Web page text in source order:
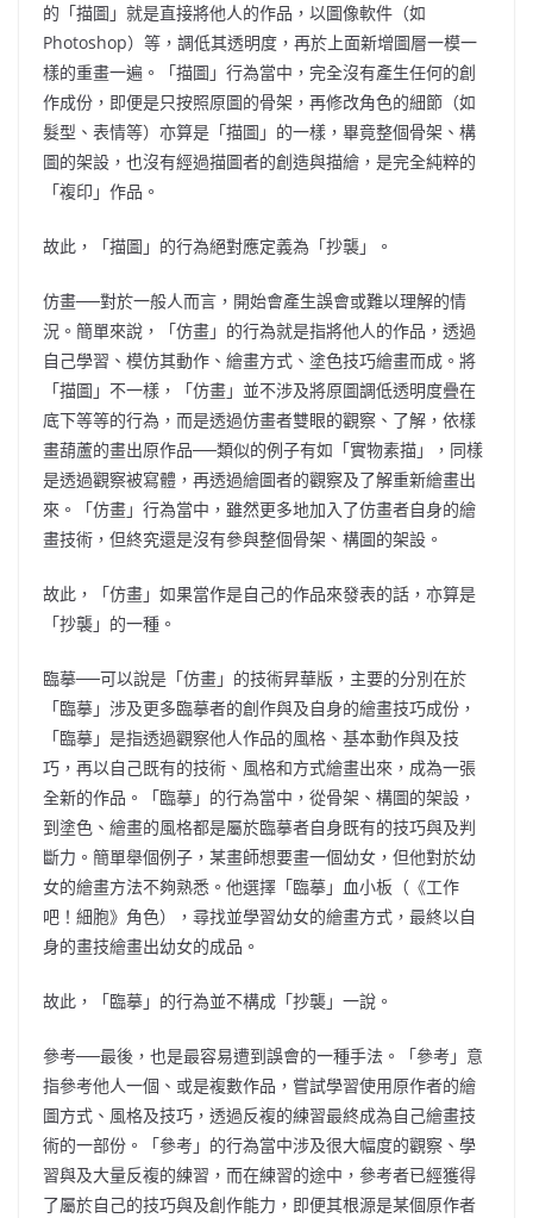
的「描圖」就是直接將他人的作品，以圖像軟件（如
Photoshop）等，調低其透明度，再於上面新增圖層一模一
樣的重畫一遍。「描圖」行為當中，完全沒有產生任何的創
作成份，即便是只按照原圖的骨架，再修改角色的細節（如
髮型、表情等）亦算是「描圖」的一樣，畢竟整個骨架、構
圖的架設，也沒有經過描圖者的創造與描繪，是完全純粹的
「複印」作品。
故此，「描圖」的行為絕對應定義為「抄襲」。
仿畫──對於一般人而言，開始會產生誤會或難以理解的情
況。簡單來說，「仿畫」的行為就是指將他人的作品，透過
自己學習、模仿其動作、繪畫方式、塗色技巧繪畫而成。將
「描圖」不一樣，「仿畫」並不涉及將原圖調低透明度疊在
底下等等的行為，而是透過仿畫者雙眼的觀察、了解，依樣
畫葫蘆的畫出原作品──類似的例子有如「實物素描」，同樣
是透過觀察被寫體，再透過繪圖者的觀察及了解重新繪畫出
來。「仿畫」行為當中，雖然更多地加入了仿畫者自身的繪
畫技術，但終究還是沒有參與整個骨架、構圖的架設。
故此，「仿畫」如果當作是自己的作品來發表的話，亦算是
「抄襲」的一種。
臨摹──可以說是「仿畫」的技術昇華版，主要的分別在於
「臨摹」涉及更多臨摹者的創作與及自身的繪畫技巧成份，
「臨摹」是指透過觀察他人作品的風格、基本動作與及技
巧，再以自己既有的技術、風格和方式繪畫出來，成為一張
全新的作品。「臨摹」的行為當中，從骨架、構圖的架設，
到塗色、繪畫的風格都是屬於臨摹者自身既有的技巧與及判
斷力。簡單舉個例子，某畫師想要畫一個幼女，但他對於幼
女的繪畫方法不夠熟悉。他選擇「臨摹」血小板（《工作
吧！細胞》角色），尋找並學習幼女的繪畫方式，最終以自
身的畫技繪畫出幼女的成品。
故此，「臨摹」的行為並不構成「抄襲」一說。
參考──最後，也是最容易遭到誤會的一種手法。「參考」意
指參考他人一個、或是複數作品，嘗試學習使用原作者的繪
圖方式、風格及技巧，透過反複的練習最終成為自己繪畫技
術的一部份。「參考」的行為當中涉及很大幅度的觀察、學
習與及大量反複的練習，而在練習的途中，參考者已經獲得
了屬於自己的技巧與及創作能力，即便其根源是某個原作者